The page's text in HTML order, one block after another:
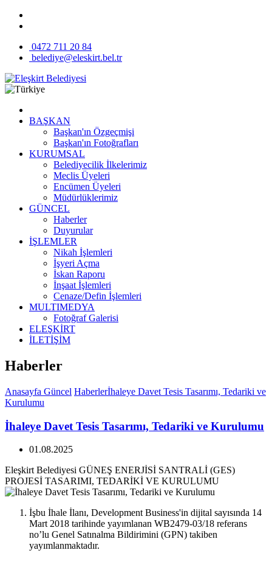
0472 711 20 84
belediye@eleskirt.bel.tr
BAŞKAN
Başkan'ın Özgeçmişi
Başkan'ın Fotoğrafları
KURUMSAL
Belediyecilik İlkelerimiz
Meclis Üyeleri
Encümen Üyeleri
Müdürlüklerimiz
GÜNCEL
Haberler
Duyurular
İŞLEMLER
Nikah İşlemleri
İşyeri Açma
İskan Raporu
İnşaat İşlemleri
Cenaze/Defin İşlemleri
MULTIMEDYA
Fotoğraf Galerisi
ELEŞKİRT
İLETİŞİM
Haberler
Anasayfa Güncel Haberlerİhaleye Davet Tesis Tasarımı, Tedariki ve
Kurulumu
İhaleye Davet Tesis Tasarımı, Tedariki ve Kurulumu
01.08.2025
Eleşkirt Belediyesi GÜNEŞ ENERJİSİ SANTRALİ (GES)
PROJESİ TASARIMI, TEDARİKİ VE KURULUMU
İşbu İhale İlanı, Development Business'in dijital sayısında 14
Mart 2018 tarihinde yayımlanan WB2479-03/18 referans
no’lu Genel Satınalma Bildirimini (GPN) takiben
yayımlanmaktadır.